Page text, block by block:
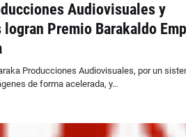
Audiovisuales y
Premio Barakaldo
Producciones Audiovisuales, por un
de forma acelerada, y…